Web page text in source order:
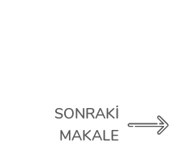
SONRAKI
MAKALE